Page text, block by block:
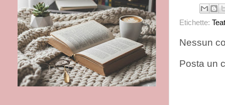
Etichette:
Nessun
Posta un